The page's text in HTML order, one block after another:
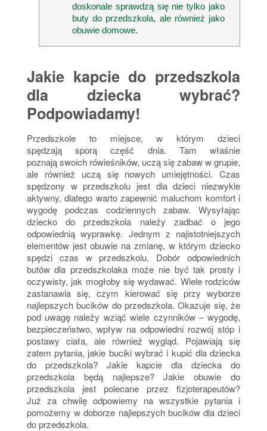
doskonale sprawdzą się nie tylko jako
buty do przedszkola, ale również jako
obuwie domowe.
Jakie kapcie do przedszkola
dla dziecka wybrać?
Podpowiadamy!
Przedszkole to miejsce, w którym dzieci
spędzają sporą część dnia. Tam właśnie
poznają swoich rówieśników, uczą się zabaw w grupie,
ale również uczą się nowych umiejętności. Czas
spędzony w przedszkolu jest dla dzieci niezwykle
aktywny, dlatego warto zapewnić maluchom komfort i
wygodę podczas codziennych zabaw. Wysyłając
dziecko do przedszkola należy zadbać o jego
odpowiednią wyprawkę. Jednym z najistotniejszych
elementów jest obuwie na zmianę, w którym dziecko
spędzi czas w przedszkolu. Dobór odpowiednich
butów dla przedszkolaka może nie być tak prosty i
oczywisty, jak mogłoby się wydawać. Wiele rodziców
zastanawia się, czym kierować się przy wyborze
najlepszych bucików do przedszkola. Okazuje się, że
pod uwagę należy wziąć wiele czynników – wygodę,
bezpieczeństwo, wpływ na odpowiedni rozwój stóp i
postawy ciała, ale również wygląd. Pojawiają się
zatem pytania, jakie buciki wybrać i kupić dla dziecka
do przedszkola? Jakie kapcie dla dziecka do
przedszkola będą najlepsze? Jakie obuwie do
przedszkola jest polecane przez fizjoterapeutów?
Już za chwilę odpowiemy na wszystkie pytania i
pomożemy w doborze najlepszych bucików dla dzieci
do przedszkola.